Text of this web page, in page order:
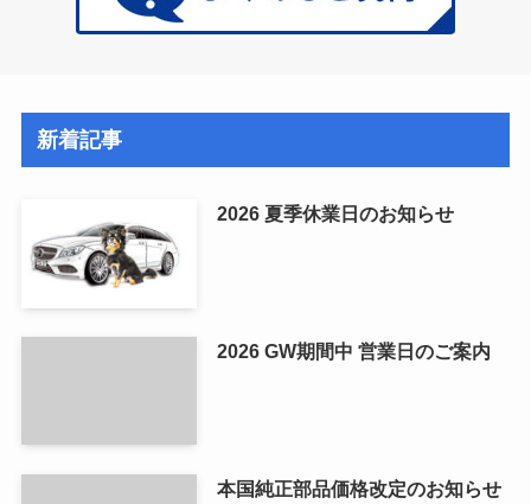
新着記事
2026 夏季休業日のお知らせ
2026 GW期間中 営業日のご案内
本国純正部品価格改定のお知らせ